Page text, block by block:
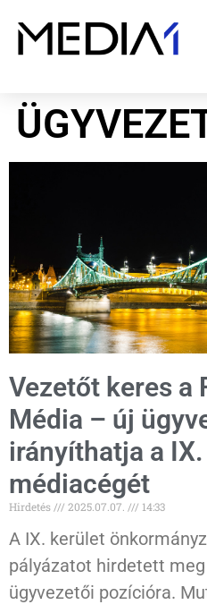
Vezetőt keres a
Média – új
irányíthatja a
médiacégét
Hirdetés 2025.07.07. 14:33
A IX. kerület
pályázatot hirdetett
ügyvezetői pozícióra.